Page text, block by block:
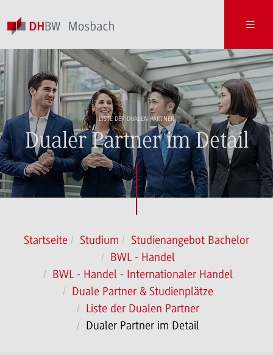
LISTE DER DUALEN PARTNER
Dualer Partner im Detail
Startseite Studium
Studienangebot Bachelor
BWL - Handel
BWL - Handel - Internationaler Handel
Duale Partner & Studienplätze
Liste der Dualen Partner
Dualer Partner im Detail